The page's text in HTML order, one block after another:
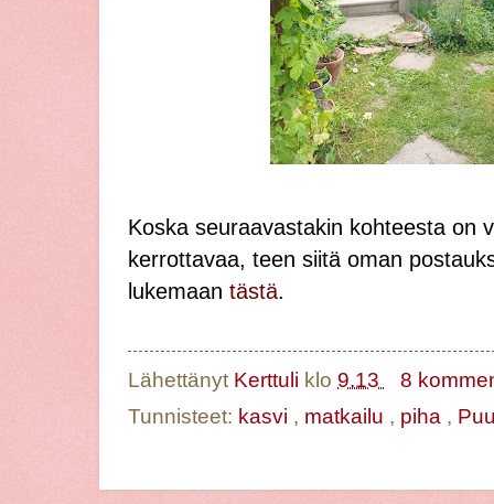
Koska seuraavastakin kohteesta on
kerrottavaa, teen siitä oman
lukemaan tästä.
Lähettänyt Kerttuli klo 9.13
8
Tunnisteet: kasvi , matkailu , piha ,